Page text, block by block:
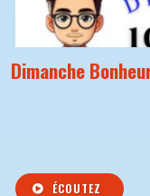
Dimanche
ÉCOUTEZ